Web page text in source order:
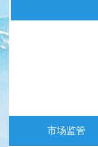
市场监管